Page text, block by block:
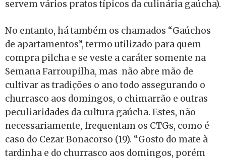
servem vários pratos típicos da culinária gaúcha).
No entanto, há também os chamados “Gaúchos
de apartamentos”, termo utilizado para quem
compra pilcha e se veste a caráter somente na
Semana Farroupilha, mas não abre mão de
cultivar as tradições o ano todo assegurando o
churrasco aos domingos, o chimarrão e outras
peculiaridades da cultura gaúcha. Estes, não
necessariamente, frequentam os CTGs, como é
caso do Cezar Bonacorso (19). “Gosto do mate à
tardinha e do churrasco aos domingos, porém